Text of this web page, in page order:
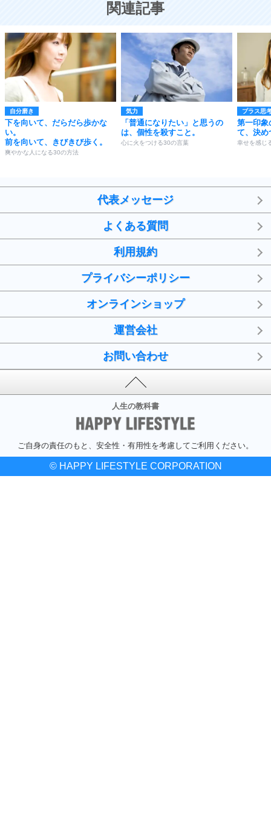
関連記事
自分磨き
下を向いて、だらだら歩かな
い。
前を向いて、きびきび歩く。
爽やかな人になる30の方法
気力
「普通になりたい」と思うの
は、個性を殺すこと。
心に火をつける30の言葉
プラス思
第一印象
て、決め
幸せを感じ
代表メッセージ
よくある質問
利用規約
プライバシーポリシー
オンラインショップ
運営会社
お問い合わせ
人生の教科書
ご自身の責任のもと、安全性・有用性を考慮してご利用ください。
© HAPPY LIFESTYLE CORPORATION